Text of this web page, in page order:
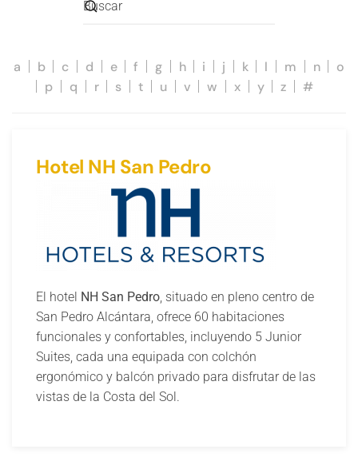
a b c d e f g h i j k l m n
o
p
q r s t u v w x y z #
Hotel NH San Pedro
El hotel NH San Pedro , situado en pleno centro de
San Pedro Alcántara, ofrece 60 habitaciones
funcionales y confortables, incluyendo 5 Junior
Suites, cada una equipada con colchón
ergonómico y balcón privado para disfrutar de las
vistas de la Costa del Sol.